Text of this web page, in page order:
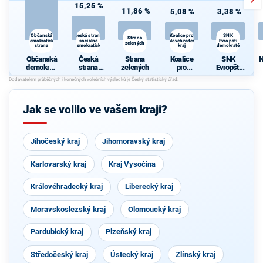
Občanská
demokratická
strana
Občanská
demokrati
cká strana
15,25 %
Česká strana
sociálně
demokratická
Česká
strana
sociálně
demokrati
cká
11,86 %
Strana
zelených
Strana
zelených
5,08 %
Koalice pro
Královéhradecký
kraj
Koalice
pro
Královéhra
decký kraj
3,38 %
SNK
Evropští
demokraté
SNK
Evropští
demokraté
Jak se volilo ve vašem kraji?
Jihočeský kraj Jihomoravský kraj
Karlovarský kraj Kraj Vysočina
Královéhradecký kraj Liberecký kraj
Moravskoslezský kraj Olomoucký kraj
Pardubický kraj Plzeňský kraj
Středočeský kraj Ústecký kraj Zlínský kraj